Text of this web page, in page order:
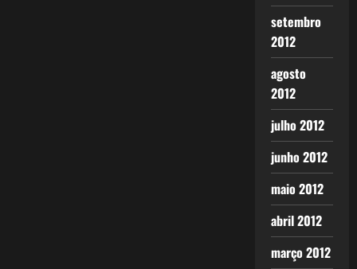
setembro
2012
agosto
2012
julho 2012
junho 2012
maio 2012
abril 2012
março 2012